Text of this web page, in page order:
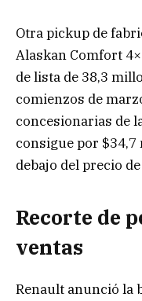
Otra pickup de
Alaskan Comfort
de lista de 38,3
comienzos de
concesionarias de
consigue por $34,7
debajo del precio
Recorte de
ventas
Renault anunció la